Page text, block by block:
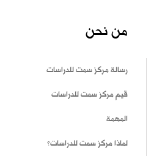
من نحن
رسالة مركز سمت للدراسات
قيم مركز سمت للدراسات
المهمة
لماذا مركز سمت للدراسات؟